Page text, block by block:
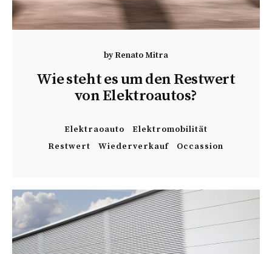
byRenato Mitra
Wie steht es um den Restwert
von Elektroautos?
Elektraoauto
Elektromobilität
Restwert
Wiederverkauf Occassion